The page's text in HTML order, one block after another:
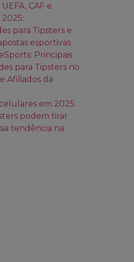
CAF e
2025:
para Tipsters e
esportivas
Principais
para Tipsters no
Afiliados da
em 2025:
podem tirar
tendência na